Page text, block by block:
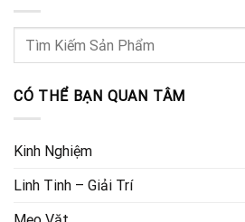
CÓ THỂ BẠN QUAN TÂM
Kinh Nghiệm
Linh Tinh – Giải Trí